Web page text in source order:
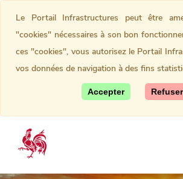
Le Portail Infrastructures peut être
"cookies" nécessaires à son bon
ces "cookies", vous autorisez le Portail
vos données de navigation à des fins
Accepter Refuser